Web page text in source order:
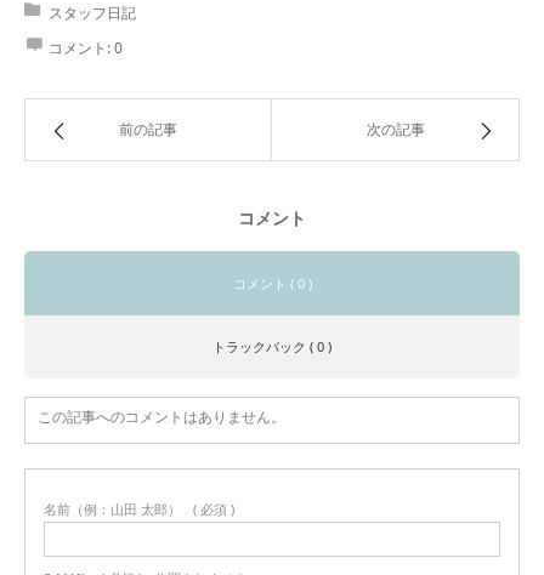
スタッフ日記
コメント:0
前の記事 次の記事
コメント
コメント ( 0 )
トラックバック ( 0 )
この記事へのコメントはありません。
名前（例：山田 太郎） ( 必須 )